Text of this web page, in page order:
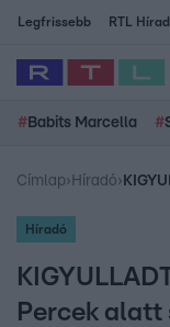
Legfrissebb RTL
# Babits Marcella #
Címlap› Híradó›
Híradó
Percek